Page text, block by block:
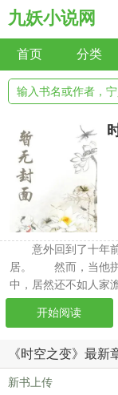
九妖小说网
首页 分类
意外回到了十年
居。 然而，当他拼
中，居然还不如人
开始阅读
《时空之变》最新
新书上传